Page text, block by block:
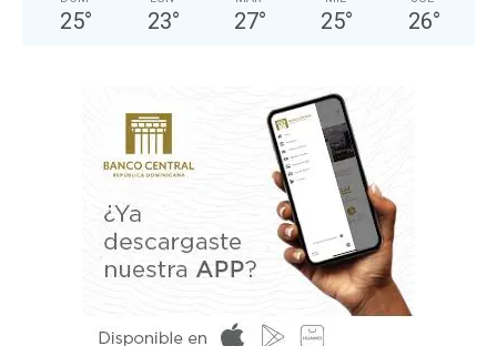
25° 23° 27° 25° 26°